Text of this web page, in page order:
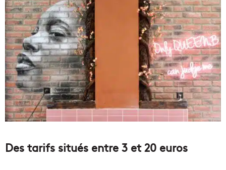
Des tarifs situés entre 3 et 20 euros